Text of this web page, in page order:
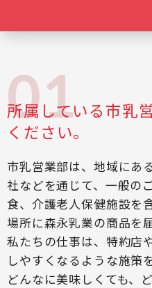
所属している市乳
ください。
市乳営業部は、地域にあ
社などを通じて、一般の
食、介護老人保健施設を
場所に森永乳業の商品を
私たちの仕事は、特約店
しやすくなるような施策
どんなに美味しくても、